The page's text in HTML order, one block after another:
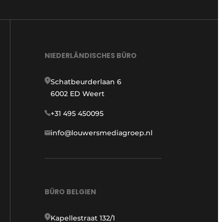
NIEDERLÄNDISCHES BÜRO
Schatbeurderlaan 6
6002 ED Weert
+31 495 450095
info@louwersmediagroep.nl
BÜRO BELGIEN
Kapellestraat 132/1